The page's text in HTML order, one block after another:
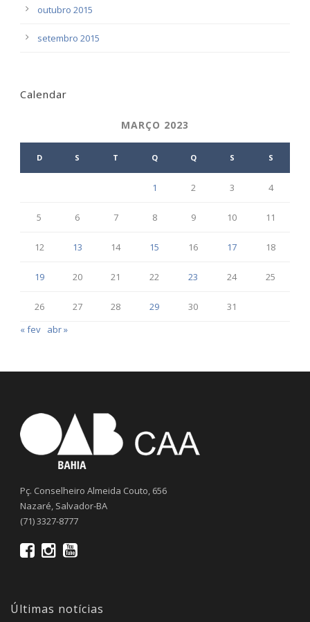
outubro 2015
setembro 2015
Calendar
MARÇO 2023
D S T Q Q S S
1 2 3 4
5 6 7 8 9 10 11
12 13 14 15 16 17 18
19 20 21 22 23 24 25
26 27 28 29 30
31
« fev abr »
Pç. Conselheiro Almeida Couto, 656
Nazaré, Salvador-BA
(71) 3327-8777
Últimas notícias